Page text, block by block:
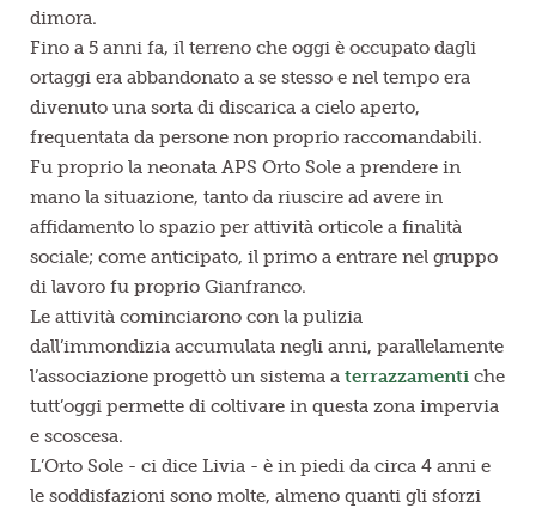
dimora.
Fino a 5 anni fa, il terreno che oggi è occupato dagli
ortaggi era abbandonato a se stesso e nel tempo era
divenuto una sorta di discarica a cielo aperto,
frequentata da persone non proprio raccomandabili.
Fu proprio la neonata APS Orto Sole a prendere in
mano la situazione, tanto da riuscire ad avere in
affidamento lo spazio per attività orticole a finalità
sociale; come anticipato, il primo a entrare nel gruppo
di lavoro fu proprio Gianfranco.
Le attività cominciarono con la pulizia
dall’immondizia accumulata negli anni, parallelamente
l’associazione progettò un sistema a terrazzamenti che
tutt’oggi permette di coltivare in questa zona impervia
e scoscesa.
L’Orto Sole - ci dice Livia - è in piedi da circa 4 anni e
le soddisfazioni sono molte, almeno quanti gli sforzi